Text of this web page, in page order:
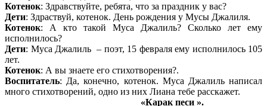
Котенок: Здравствуйте, ребята, что за праздник у вас?
Дети: Здраствуй, котенок. День рождения у Мусы Джалиля.
Котенок: А кто такой Муса Джалиль? Сколько лет ему
исполнилось?
Дети: Муса Джалиль – поэт, 15 февраля ему исполнилось 105
лет.
Котенок: А вы знаете его стихотворения?.
Воспитатель: Да, конечно, котенок. Муса Джалиль написал
много стихотворений, одно из них Лиана тебе расскажет.
«Карак песи ».